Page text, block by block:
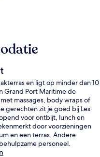
en ligt op minder dan 10
Grand Port Maritime de
massages, body wraps of
gerechten zit je goed bij Les
voor ontbijt, lunch en
door voorzieningen
en een terras. Andere
personeel.